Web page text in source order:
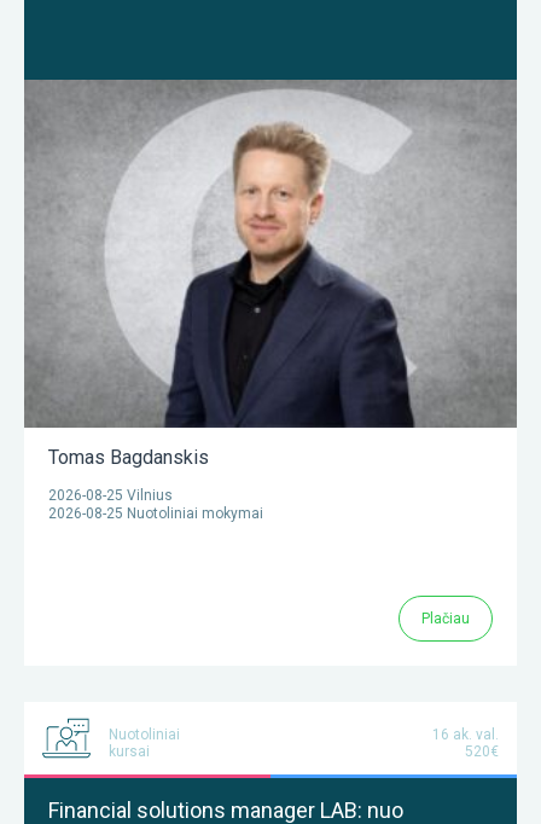
Tomas Bagdanskis
2026-08-25 Vilnius
2026-08-25 Nuotoliniai mokymai
Plačiau
Nuotoliniai
kursai
16 ak. val.
520€
Financial solutions manager LAB: nuo